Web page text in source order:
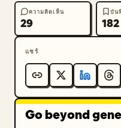
["ป้ายกำกับขนาดเล็กพร้อ
Codex","การ์ดคำสั่งสีข
the dashboard and
page.","รายการตรวจส
["เข้าใจฐานโค้ดแล้ว (
ค่า (กำลังดำเนินการพร้
ใช้การทดสอบ (ยังไม่ได้ท
ความคิดเห็น
29
บัน
182
แชร์
Go beyond